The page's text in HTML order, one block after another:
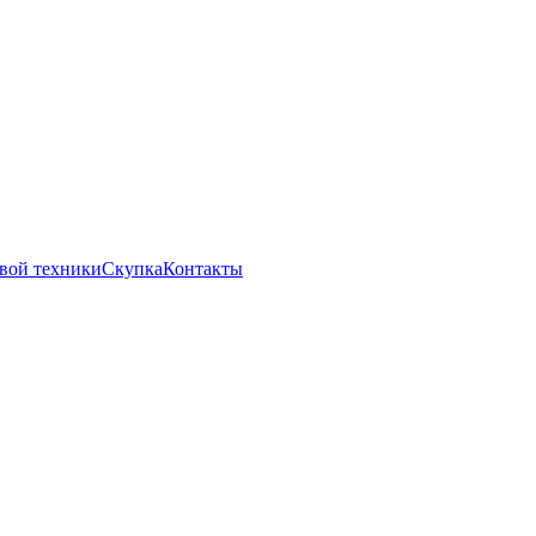
техникиСкупкаКонтакты